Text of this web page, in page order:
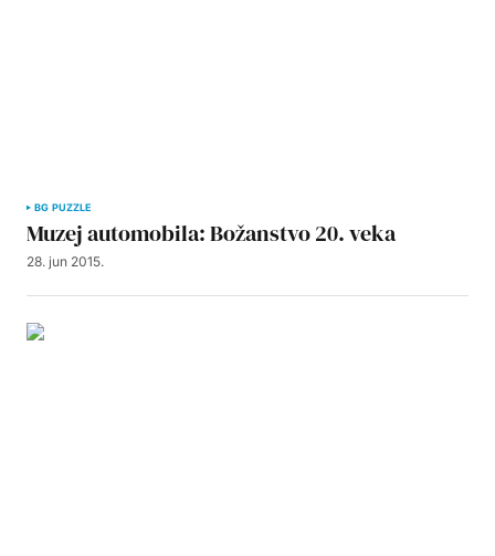
BG PUZZLE
Muzej automobila: Božanstvo 20. veka
28. jun 2015.